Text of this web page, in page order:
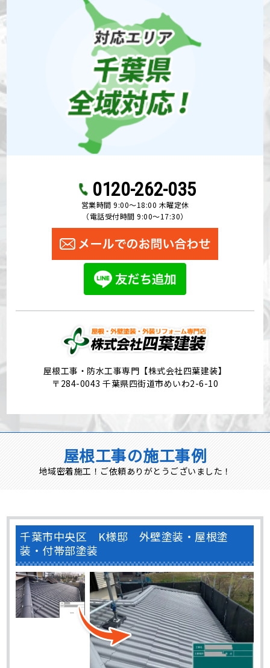
0120-262-035
営業時間 9:00〜18:00 木曜定休
（電話受付時間 9:00〜17:30）
屋根工事・防水工事専門【株式会社四葉建装】
〒284-0043 千葉県四街道市めいわ2-6-10
屋根工事の施工事例
地域密着施工！ご依頼ありがとうございました！
千葉市中央区 K様邸 外壁塗装・屋根塗
装・付帯部塗装